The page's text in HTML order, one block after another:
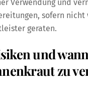
Verwendung und
sofern nicht
geraten.
und wann
zu